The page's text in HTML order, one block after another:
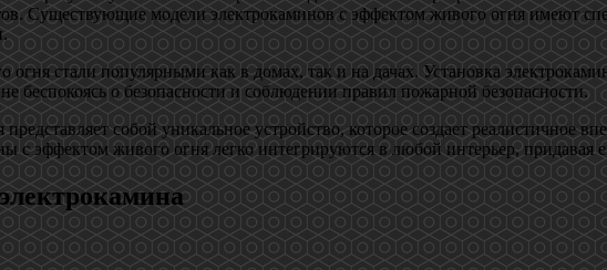
Существующие модели электрокаминов с эффектом живого огня имеют
стали популярными как в домах, так и на дачах. Установка
беспокоясь о безопасности и соблюдении правил пожарной безопасности.
собой уникальное устройство, которое создает реалистичное
с эффектом живого огня легко интегрируются в любой интерьер, придавая